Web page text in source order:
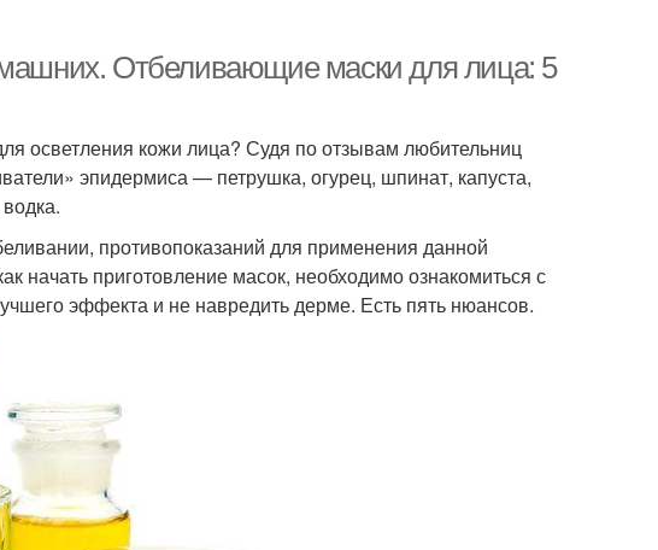
Отбеливающие маски для лица: 5
осветления кожи лица? Судя по отзывам любительниц
эпидермиса — петрушка, огурец, шпинат, капуста,
противопоказаний для применения данной
начать приготовление масок, необходимо ознакомиться с
эффекта и не навредить дерме. Есть пять нюансов.